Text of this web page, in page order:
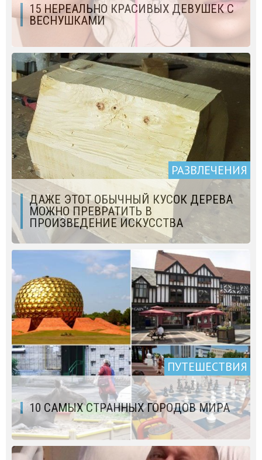
15 НЕРЕАЛЬНО КРАСИВЫХ ДЕВУШЕК С
ВЕСНУШКАМИ
РАЗВЛЕЧЕНИЯ
ДАЖЕ ЭТОТ ОБЫЧНЫЙ КУСОК ДЕРЕВА
МОЖНО ПРЕВРАТИТЬ В
ПРОИЗВЕДЕНИЕ ИСКУССТВА
ПУТЕШЕСТВИЯ
10 САМЫХ СТРАННЫХ ГОРОДОВ МИРА